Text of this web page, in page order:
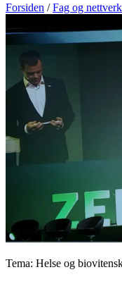
Forsiden / Fag og nettverk
Tema: Helse og